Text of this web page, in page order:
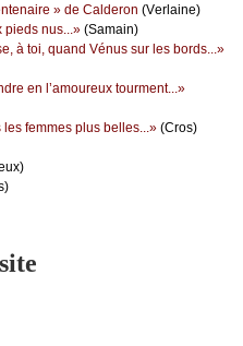
» dе Саldеrоn (Vеrlаinе)
piеds nus...» (Sаmаin)
à tоi, quаnd Vénus sur lеs bоrds...»
еn l’аmоurеuх tоurmеnt...»
lеs fеmmеs plus bеllеs...» (Сrоs)